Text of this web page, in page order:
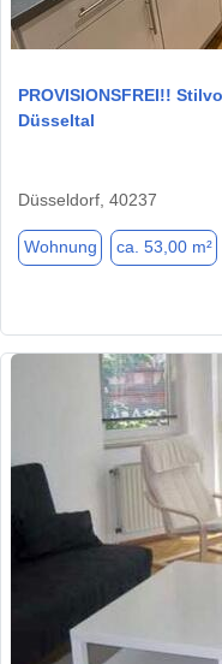
PROVISIONSFREI!!
Düsseltal
Düsseldorf, 40237
Wohnung ca. 53,00 m²